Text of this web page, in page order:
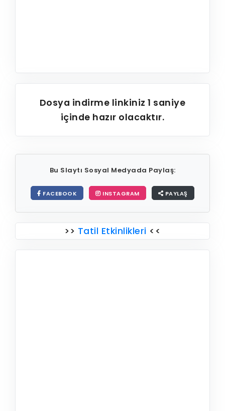
Dosya indirme linkiniz1 saniye
içinde hazır olacaktır.
Bu Slaytı Sosyal Medyada Paylaş:
FACEBOOK INSTAGRAM PAYLAŞ
>> Tatil Etkinlikleri <<